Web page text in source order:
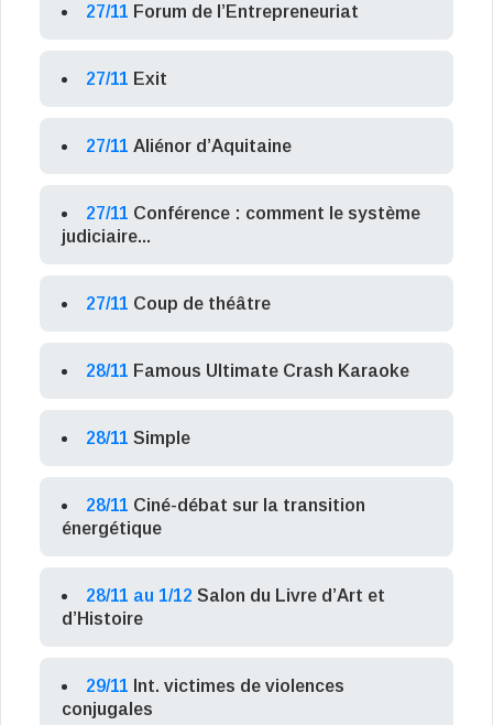
27/11 Forum de l’Entrepreneuriat
27/11 Exit
27/11 Aliénor d’Aquitaine
27/11 Conférence : comment le système
judiciaire...
27/11 Coup de théâtre
28/11 Famous Ultimate Crash Karaoke
28/11 Simple
28/11 Ciné-débat sur la transition
énergétique
28/11 au 1/12 Salon du Livre d’Art et
d’Histoire
29/11 Int. victimes de violences
conjugales